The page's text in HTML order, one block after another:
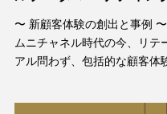
〜 新顧客体験の創出と事例
ムニチャネル時代の今、リテ
アル問わず、包括的な顧客体
ことができなかった店舗での